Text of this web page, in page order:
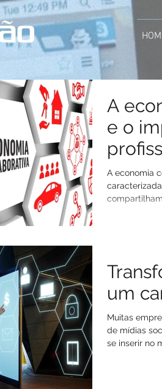
A
e o
A economia
um
Muitas
de mídias
se inserir no